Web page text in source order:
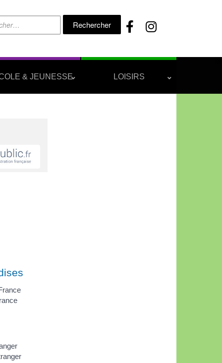
Rechercher :
& JEUNESSE LOISIRS